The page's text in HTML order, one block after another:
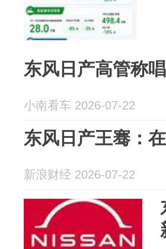
东风日产高管称
小南看车 2026-07-22
东风日产王骞：
新浪财经 2026-07-22